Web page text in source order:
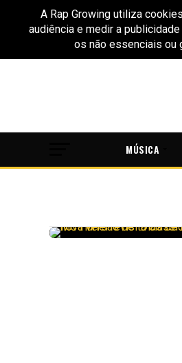
MÚSICA